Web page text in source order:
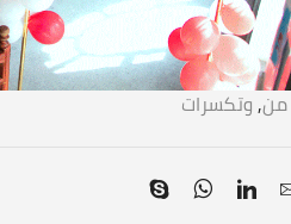
من,وتكسرات